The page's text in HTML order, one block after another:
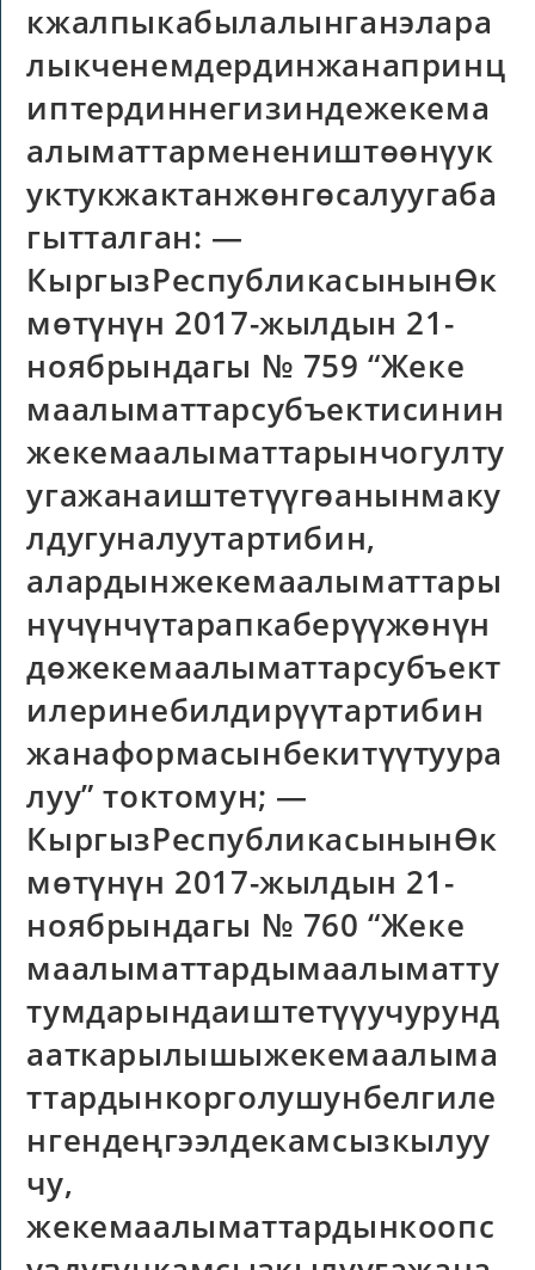
кжалпыкабылалынганэлара
лыкченемдердинжанапринц
иптердиннегизиндежекема
алыматтарменеништөөнүук
уктукжактанжөнгөсалуугаба
гытталган: —
КыргызРеспубликасынынӨк
мөтүнүн 2017-жылдын 21-
ноябрындагы № 759 “Жеке
маалыматтарсубъектисинин
жекемаалыматтарынчогулту
угажанаиштетүүгөанынмаку
лдугуналуутартибин,
алардынжекемаалыматтары
нүчүнчүтарапкаберүүжөнүн
дөжекемаалыматтарсубъект
илеринебилдирүүтартибин
жанаформасынбекитүүтуура
луу” токтомун; —
КыргызРеспубликасынынӨк
мөтүнүн 2017-жылдын 21-
ноябрындагы № 760 “Жеке
маалыматтардымаалыматту
тумдарындаиштетүүучурунд
ааткарылышыжекемаалыма
ттардынкорголушунбелгиле
нгендеңгээлдекамсызкылуу
чу,
жекемаалыматтардынкоопс